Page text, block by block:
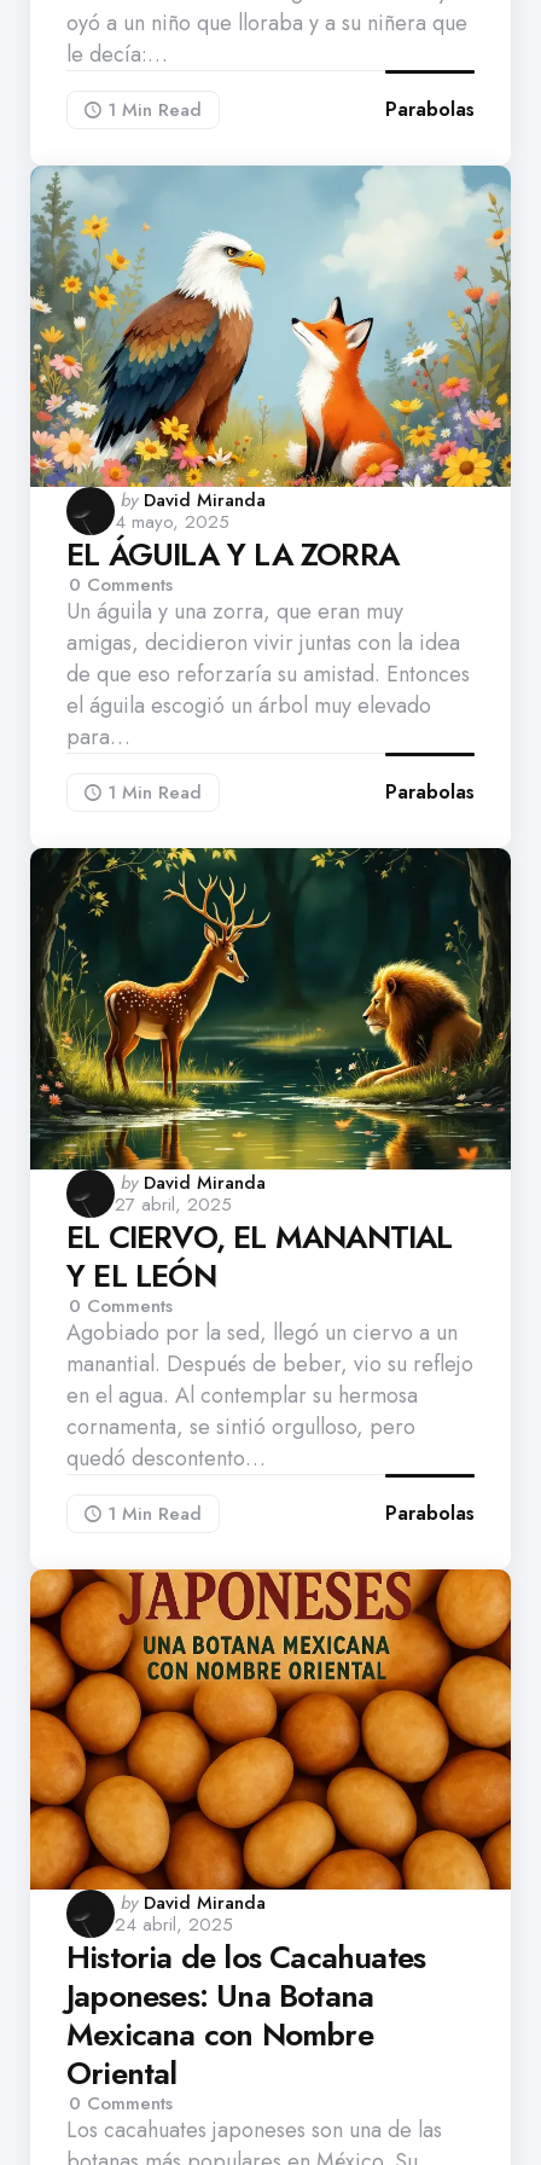
oyó a un niño que lloraba y a su niñera que
le decía:…
1 Min Read Parabolas
Posted
by
by David Miranda
4 mayo, 2025
EL ÁGUILA Y LA ZORRA
0 Comments
Un águila y una zorra, que eran muy
amigas, decidieron vivir juntas con la idea
de que eso reforzaría su amistad. Entonces
el águila escogió un árbol muy elevado
para…
1 Min Read Parabolas
Posted
by
by David Miranda
27 abril, 2025
EL CIERVO, EL MANANTIAL
Y EL LEÓN
0 Comments
Agobiado por la sed, llegó un ciervo a un
manantial. Después de beber, vio su reflejo
en el agua. Al contemplar su hermosa
cornamenta, se sintió orgulloso, pero
quedó descontento…
1 Min Read Parabolas
Posted
by
by David Miranda
24 abril, 2025
Historia de los Cacahuates
Japoneses: Una Botana
Mexicana con Nombre
Oriental
0 Comments
Los cacahuates japoneses son una de las